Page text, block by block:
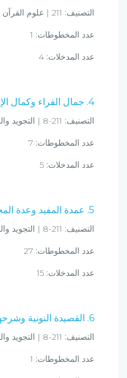
التصنيف:
عدد المخطوطات:
عدد المدخلات:
4. جمال القراء وكمال الإقراء
التصنيف:
عدد المخطوطات:
عدد المدخلات:
5. عمدة المفيد وعدة المجيد في معرفة التجويد
التصنيف:
عدد المخطوطات:
عدد المدخلات:
6. القصيدة النونية وشرحها
التصنيف:
عدد المخطوطات: